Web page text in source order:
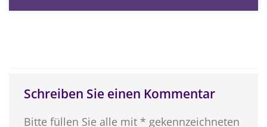
Schreiben Sie einen Kommentar
Bitte füllen Sie alle mit * gekennzeichneten